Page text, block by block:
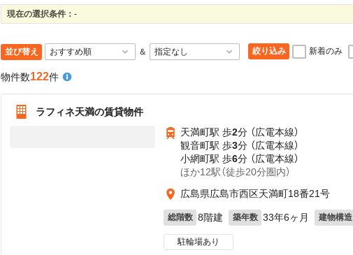
現在の選択条件： -
並び替え ＆ 絞り込み 新着のみ
物件数122件
ラフィネ天満の賃貸物件
天満町駅 歩2分 （広電本線）
観音町駅 歩3分 （広電本線）
小網町駅 歩6分 （広電本線）
ほか12駅（徒歩20分圏内）
広島県広島市西区天満町18番21号
総階数 8階建 築年数 33年6ヶ月 建物構造
駐輪場あり